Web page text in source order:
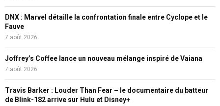
DNX : Marvel détaille la confrontation finale entre Cyclope et le
Fauve
7 août 2026
Joffrey’s Coffee lance un nouveau mélange inspiré de Vaiana
7 août 2026
Travis Barker : Louder Than Fear – le documentaire du batteur
de Blink-182 arrive sur Hulu et Disney+